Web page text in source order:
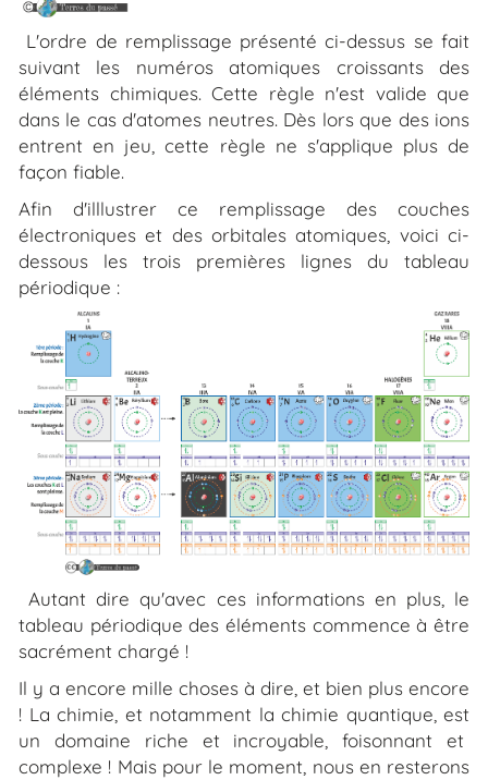
L'ordre de remplissage présenté ci-dessus se fait
suivant les numéros atomiques croissants des
éléments chimiques. Cette règle n'est valide que
dans le cas d'atomes neutres. Dès lors que des ions
entrent en jeu, cette règle ne s'applique plus de
façon fiable.
Afin d'illlustrer ce remplissage des couches
électroniques et des orbitales atomiques, voici ci-
dessous les trois premières lignes du tableau
périodique :
Autant dire qu'avec ces informations en plus, le
tableau périodique des éléments commence à être
sacrément chargé !
Il y a encore mille choses à dire, et bien plus encore
! La chimie, et notamment la chimie quantique, est
un domaine riche et incroyable, foisonnant et
complexe ! Mais pour le moment, nous en resterons